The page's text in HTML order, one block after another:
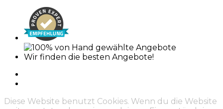
Wir finden die besten Angebote!
Diese Website benutzt Cookies. Wenn du die Website